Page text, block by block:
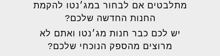
מתלבטים אם לבחור במג׳נטו להקמת
החנות החדשה שלכם?
יש לכם כבר חנות מג׳נטו ואתם לא
מרוצים מהספק הנוכחי שלכם?